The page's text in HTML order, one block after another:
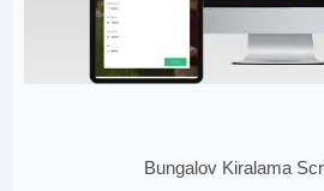
Bungalov Kiralama